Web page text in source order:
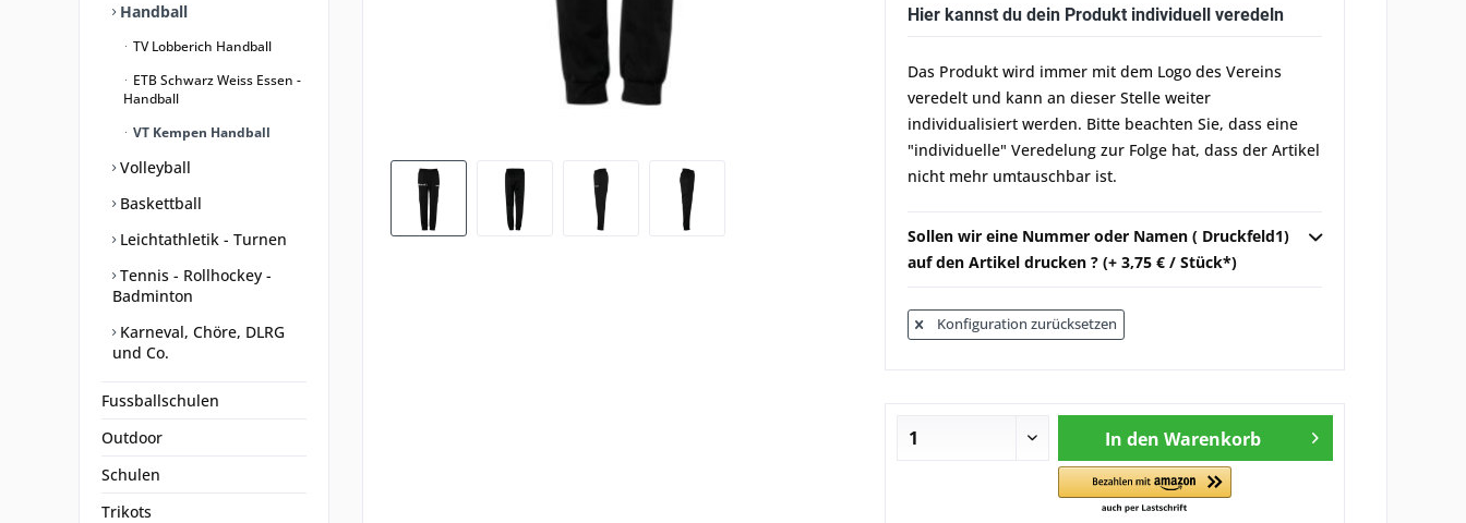
Handball
TV Lobberich Handball
ETB Schwarz Weiss Essen -
Handball
VT Kempen Handball
Volleyball
Baskettball
Leichtathletik - Turnen
Tennis - Rollhockey -
Badminton
Karneval, Chöre, DLRG
und Co.
Fussballschulen
Outdoor
Schulen
Trikots
Hier kannst du dein Produkt individuell veredeln
Das Produkt wird immer mit dem Logo des Vereins
veredelt und kann an dieser Stelle weiter
individualisiert werden. Bitte beachten Sie, dass eine
"individuelle" Veredelung zur Folge hat, dass der Artikel
nicht mehr umtauschbar ist.
Sollen wir eine Nummer oder Namen ( Druckfeld1)
auf den Artikel drucken ? (+ 3,75 € / Stück*)
Konfiguration zurücksetzen
In den Warenkorb